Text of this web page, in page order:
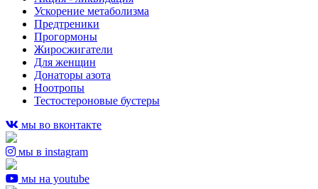
Ускорение метаболизма
Предтреники
Прогормоны
Жиросжигатели
Для женщин
Донаторы азота
Ноотропы
Тестостероновые бустеры
мы во вконтакте
мы в instagram
мы на youtube